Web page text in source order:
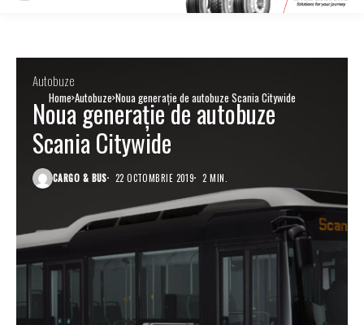
Home Autobuze Noua generaţie de autobuze Scania Citywide
Autobuze
Noua generaţie de autobuze
Scania Citywide
CARGO & BUS 22 OCTOMBRIE 2019 2 MIN.